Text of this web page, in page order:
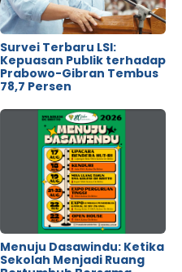
Survei Terbaru LSI:
Kepuasan Publik terhadap
Prabowo-Gibran Tembus
78,7 Persen
Menuju Dasawindu: Ketika
Sekolah Menjadi Ruang